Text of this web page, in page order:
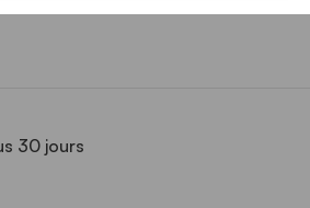
30 jours